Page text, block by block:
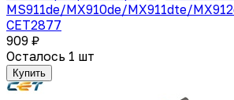
MS911de/MX910de/MX911dte/
CET2877
909 ₽
Осталось 1 шт
Купить